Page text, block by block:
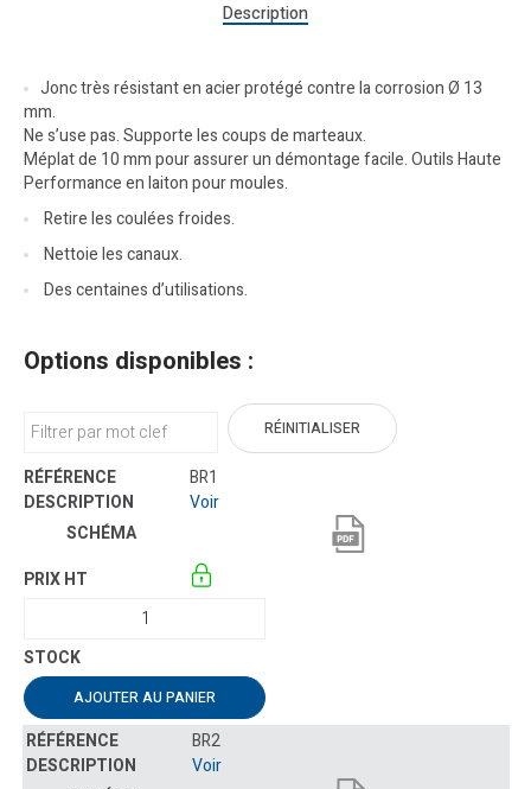
Description
Jonc très résistant en acier protégé contre la corrosion Ø 13
mm.
Ne s’use pas. Supporte les coups de marteaux.
Méplat de 10 mm pour assurer un démontage facile. Outils Haute
Performance en laiton pour moules.
Retire les coulées froides.
Nettoie les canaux.
Des centaines d’utilisations.
Options disponibles :
RÉINITIALISER
BR1
Voir
AJOUTER AU PANIER
BR2
Voir